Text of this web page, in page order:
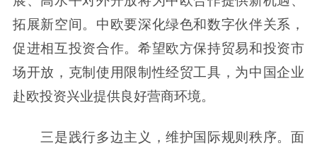
拓展新空间。中欧要深化绿色和数字伙伴关系，
促进相互投资合作。希望欧方保持贸易和投资市
场开放，克制使用限制性经贸工具，为中国企业
赴欧投资兴业提供良好营商环境。
三是践行多边主义，维护国际规则秩序。面